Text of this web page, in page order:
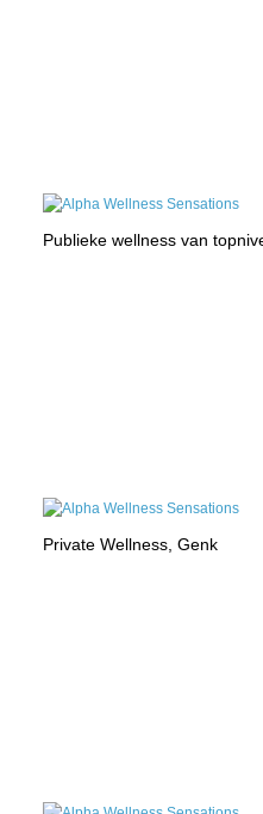
Publieke wellness van
Private Wellness, Genk